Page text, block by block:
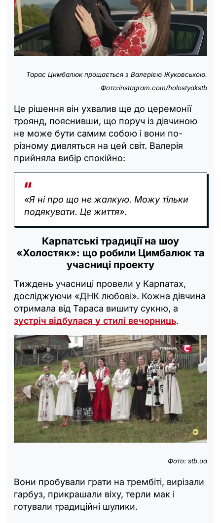
Тарас Цимбалюк прощається з Валерією Жуковською.
Фото:instagram.com/holostyakstb
Це рішення він ухвалив ще до церемонії
троянд, пояснивши, що поруч із дівчиною
не може бути самим собою і вони по-
різному дивляться на цей світ. Валерія
прийняла вибір спокійно:
«Я ні про що не жалкую. Можу тільки
подякувати. Це життя».
Карпатські традиції на шоу
«Холостяк»: що робили Цимбалюк та
учасниці проекту
Тиждень учасниці провели у Карпатах,
досліджуючи «ДНК любові». Кожна дівчина
отримала від Тараса вишиту сукню, а
зустріч відбулася у стилі вечорниць.
Фото: stb.ua
Вони пробували грати на трембіті, вирізали
гарбуз, прикрашали віху, терли мак і
готували традиційні шулики.